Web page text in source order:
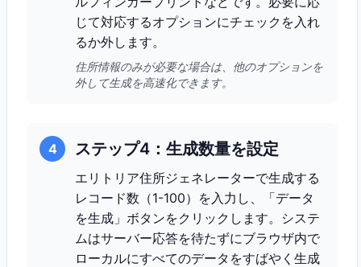
じて対応するオプションにチェックを入れ
るか外します。
住所情報のみが必要な場合は、他のオプションを
外して生成を高速化できます。
4 ステップ4：生成数量を設定
エリトリア住所ジェネレーターで生成する
レコード数（1-100）を入力し、「データ
を生成」ボタンをクリックします。システ
ムはサーバー応答を待たずにブラウザ内で
ローカルにすべてのデータをすばやく生成